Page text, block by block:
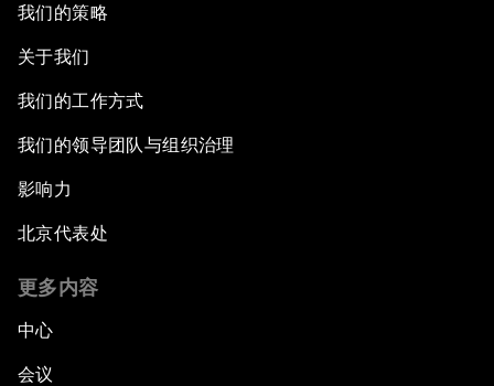
我们的策略
关于我们
我们的工作方式
我们的领导团队与组织治理
影响力
北京代表处
更多内容
中心
会议